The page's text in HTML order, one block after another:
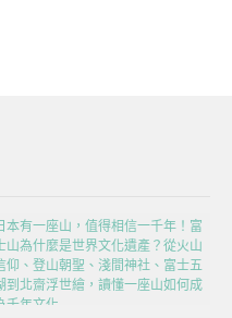
本有一座山，值得相信一千年！富
山為什麼是世界文化遺產？從火山
仰、登山朝聖、淺間神社、富士五
到北齋浮世繪，讀懂一座山如何成
千年文化